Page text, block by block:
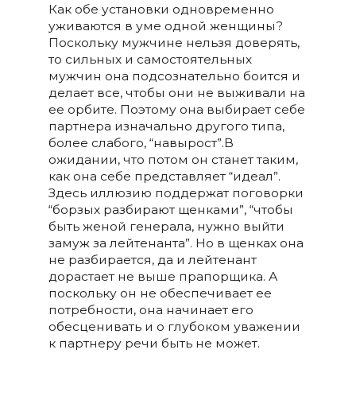
Как обе установки одновременно
уживаются в уме одной женщины?
Поскольку мужчине нельзя доверять,
то сильных и самостоятельных
мужчин она подсознательно боится и
делает все, чтобы они не выживали на
ее орбите. Поэтому она выбирает себе
партнера изначально другого типа,
более слабого, “навырост”.В
ожидании, что потом он станет таким,
как она себе представляет “идеал”.
Здесь иллюзию поддержат поговорки
“борзых разбирают щенками”, “чтобы
быть женой генерала, нужно выйти
замуж за лейтенанта”. Но в щенках она
не разбирается, да и лейтенант
дорастает не выше прапорщика. А
поскольку он не обеспечивает ее
потребности, она начинает его
обесценивать и о глубоком уважении
к партнеру речи быть не может.